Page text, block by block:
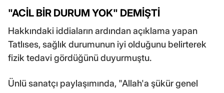
"ACİL BİR DURUM YOK" DEMİŞTİ
Hakkındaki iddiaların ardından açıklama yapan
Tatlıses, sağlık durumunun iyi olduğunu belirterek
fizik tedavi gördüğünü duyurmuştu.
Ünlü sanatçı paylaşımında, "Allah'a şükür genel